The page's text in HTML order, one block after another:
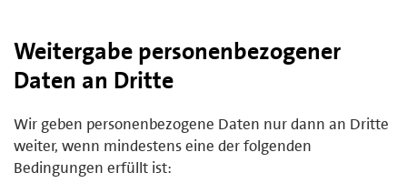
Weitergabe personenbezogener
Daten an Dritte
Wir geben personenbezogene Daten nur dann an Dritte
weiter, wenn mindestens eine der folgenden
Bedingungen erfüllt ist: